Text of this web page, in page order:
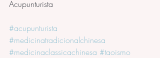
Acupunturista
#acupunturista
#medicinatradicionalchinesa
#medicinaclassicachinesa #taoismo